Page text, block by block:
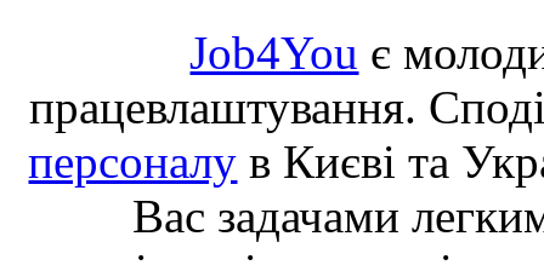
Job4You є
працевлаштування.
персоналу в Києві та
Вас задачами